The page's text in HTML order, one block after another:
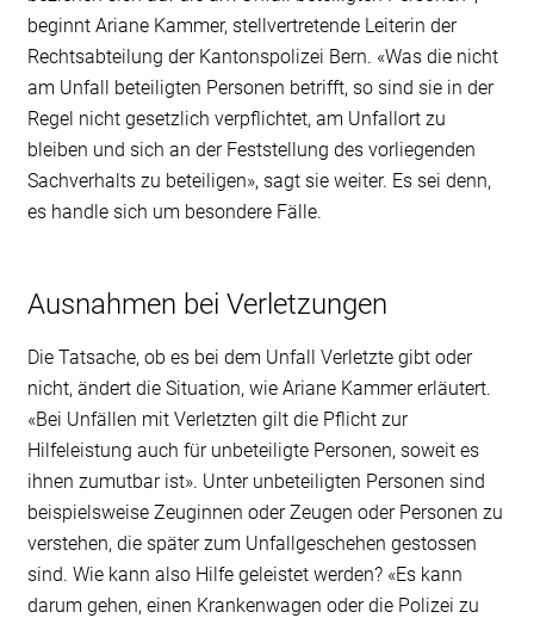
beginnt Ariane Kammer, stellvertretende Leiterin der
Rechtsabteilung der Kantonspolizei Bern. «Was die nicht
am Unfall beteiligten Personen betrifft, so sind sie in der
Regel nicht gesetzlich verpflichtet, am Unfallort zu
bleiben und sich an der Feststellung des vorliegenden
Sachverhalts zu beteiligen», sagt sie weiter. Es sei denn,
es handle sich um besondere Fälle.
Ausnahmen bei Verletzungen
Die Tatsache, ob es bei dem Unfall Verletzte gibt oder
nicht, ändert die Situation, wie Ariane Kammer erläutert.
«Bei Unfällen mit Verletzten gilt die Pflicht zur
Hilfeleistung auch für unbeteiligte Personen, soweit es
ihnen zumutbar ist». Unter unbeteiligten Personen sind
beispielsweise Zeuginnen oder Zeugen oder Personen zu
verstehen, die später zum Unfallgeschehen gestossen
sind. Wie kann also Hilfe geleistet werden? «Es kann
darum gehen, einen Krankenwagen oder die Polizei zu